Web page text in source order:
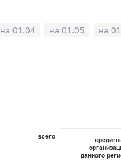
на 01.04 на 01.05 на
всего
данного